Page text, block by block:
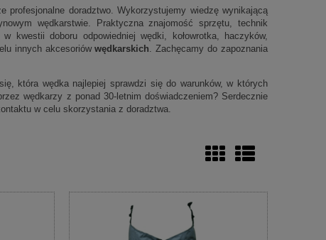
profesjonalne doradztwo. Wykorzystujemy wiedzę wynikającą
wędkarstwie. Praktyczna znajomość sprzętu, technik
doboru odpowiedniej wędki, kołowrotka, haczyków,
innych akcesoriówwędkarskich. Zachęcamy do zapoznania
która wędka najlepiej sprawdzi się do warunków, w których
wędkarzy z ponad 30-letnim doświadczeniem? Serdecznie
w celu skorzystania z doradztwa.